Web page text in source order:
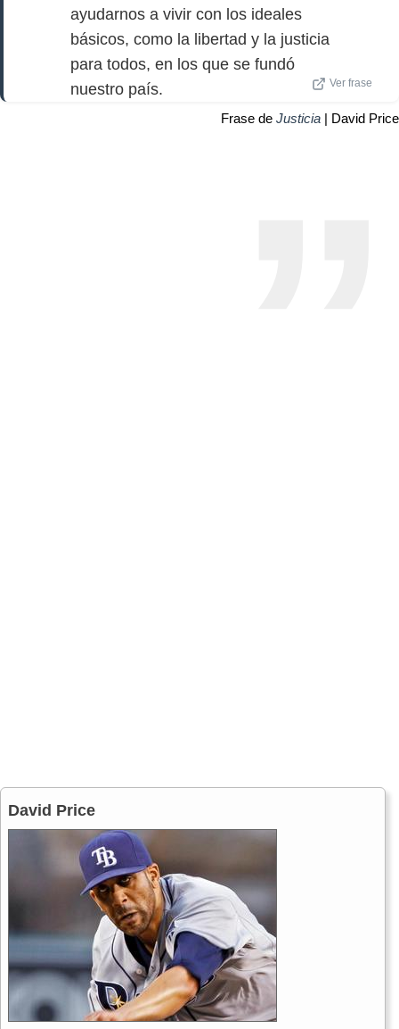
ayudarnos a vivir con los ideales
básicos, como la libertad y la justicia
para todos, en los que se fundó
nuestro país.
Ver frase
Frase de Justicia | David Price
David Price